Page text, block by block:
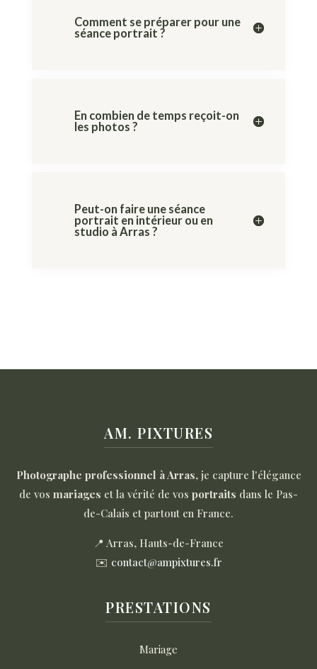
Comment se préparer pour une
séance portrait ?
En combien de temps reçoit-on
les photos ?
Peut-on faire une séance
portrait en intérieur ou en
studio à Arras ?
AM. PIXTURES
Photographe professionnel à Arras, je capture l'élégance
de vos mariages et la vérité de vos portraits dans le Pas-
de-Calais et partout en France.
📍 Arras, Hauts-de-France
✉️ contact@ampixtures.fr
PRESTATIONS
Mariage